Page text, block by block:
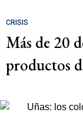
CRISIS
Más de 20
productos